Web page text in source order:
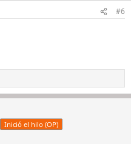
#6
Inició el hilo (OP)